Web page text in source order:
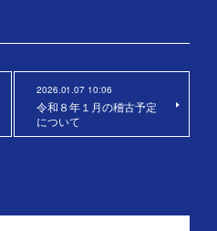
2026.01.07 10:06
令和８年１月の稽古予定
について